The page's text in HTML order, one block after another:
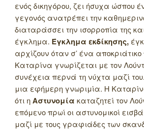
ενός δικηγόρου, ζει ήσυχα ώσπου
γεγονός ανατρέπει την
διαταράσσει την ισορροπία της
έγκλημα. Έγκλημα εκδίκησης,
αρχίζουν όταν σ’ ένα αποκριάτικο
Καταρίνα γνωρίζεται με τον
συνέχεια περνά τη νύχτα μαζί του.
μια εφήμερη γνωριμία. Η
ότι ηΑστυνομία καταζητεί τον
επόμενο πρωί οι αστυνομικοί
μαζί με τους γραφιάδες των